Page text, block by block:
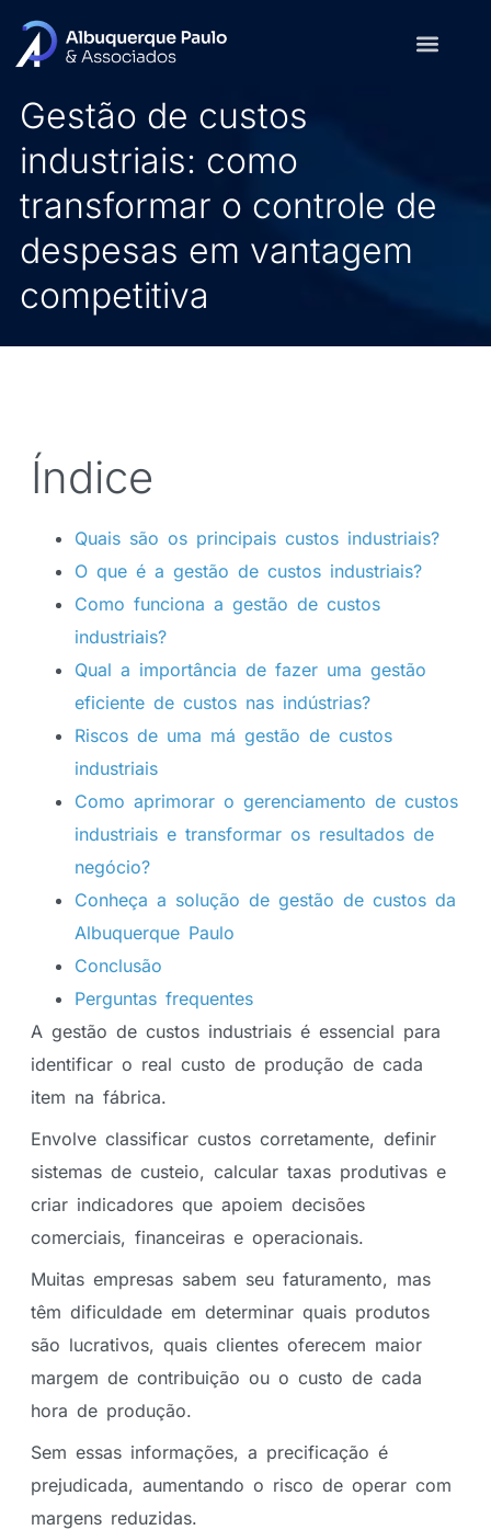
Gestão de custos
industriais: como
transformar o controle de
despesas em vantagem
competitiva
Índice
Quais são os principais custos industriais?
O que é a gestão de custos industriais?
Como funciona a gestão de custos
industriais?
Qual a importância de fazer uma gestão
eficiente de custos nas indústrias?
Riscos de uma má gestão de custos
industriais
Como aprimorar o gerenciamento de custos
industriais e transformar os resultados de
negócio?
Conheça a solução de gestão de custos da
Albuquerque Paulo
Conclusão
Perguntas frequentes
A gestão de custos industriais é essencial para
identificar o real custo de produção de cada
item na fábrica.
Envolve classificar custos corretamente, definir
sistemas de custeio, calcular taxas produtivas e
criar indicadores que apoiem decisões
comerciais, financeiras e operacionais.
Muitas empresas sabem seu faturamento, mas
têm dificuldade em determinar quais produtos
são lucrativos, quais clientes oferecem maior
margem de contribuição ou o custo de cada
hora de produção.
Sem essas informações, a precificação é
prejudicada, aumentando o risco de operar com
margens reduzidas.